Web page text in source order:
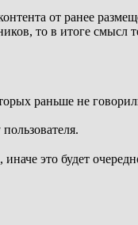
от ранее
то в итоге смысл
раньше не
иначе это будет